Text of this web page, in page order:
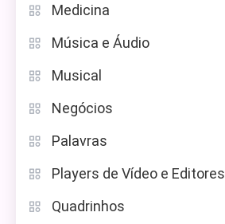
Medicina
Música e Áudio
Musical
Negócios
Palavras
Players de Vídeo e Editores
Quadrinhos